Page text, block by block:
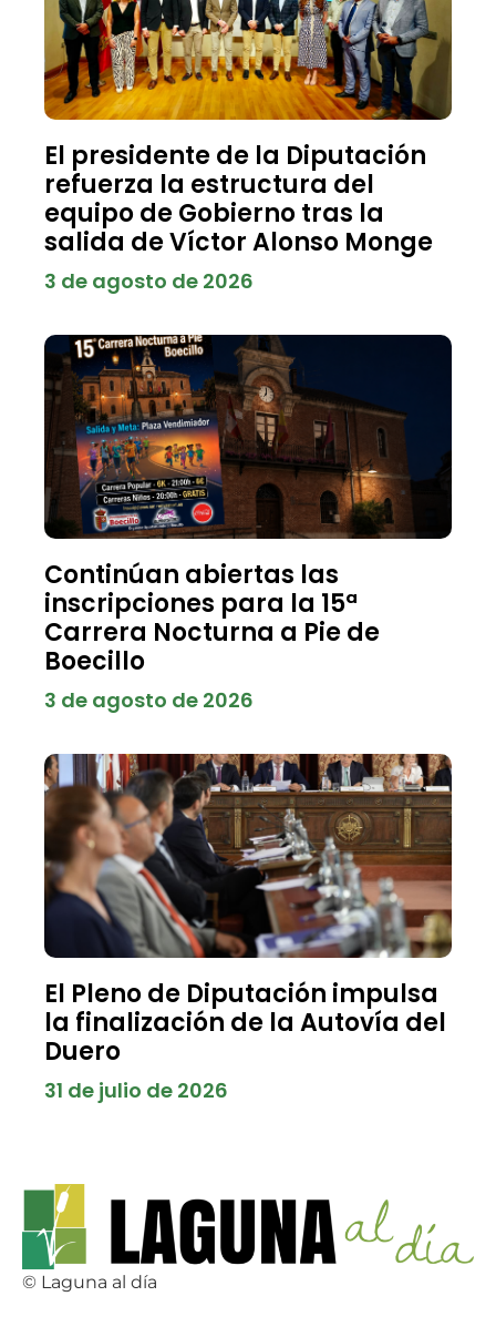
El presidente de la Diputación
refuerza la estructura del
equipo de Gobierno tras la
salida de Víctor Alonso Monge
3 de agosto de 2026
Continúan abiertas las
inscripciones para la 15ª
Carrera Nocturna a Pie de
Boecillo
3 de agosto de 2026
El Pleno de Diputación impulsa
la finalización de la Autovía del
Duero
31 de julio de 2026
© Laguna al día